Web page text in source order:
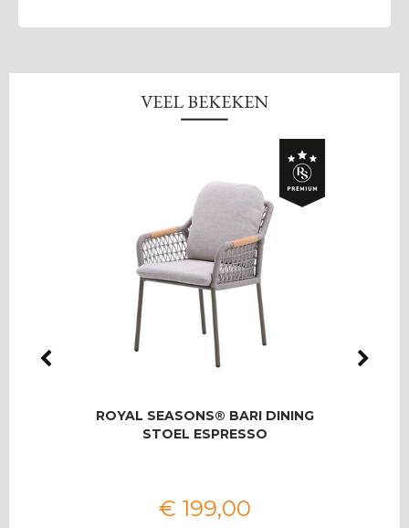
VEEL BEKEKEN
ROYAL SEASONS® BARI DINING
STOEL ESPRESSO
€ 199,00